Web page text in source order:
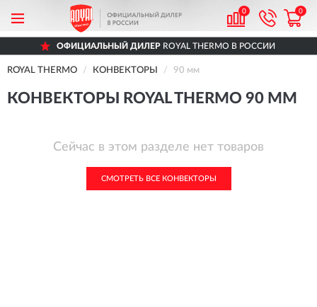
0 0
ОФИЦИАЛЬНЫЙ ДИЛЕР ROYAL THERMO В РОССИИ
ROYAL THERMO КОНВЕКТОРЫ 90 мм
КОНВЕКТОРЫ ROYAL THERMO 90 ММ
Сейчас в этом разделе нет товаров
СМОТРЕТЬ ВСЕ КОНВЕКТОРЫ